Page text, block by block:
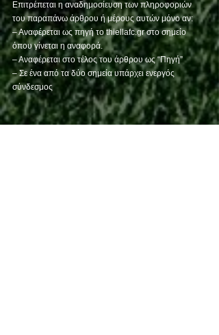
Επιτρέπεται η αναδημοσίευση των πληροφοριών
του παραπάνω άρθρου ή μέρους αυτών μόνο αν:
– Αναφέρεται ως πηγή το thiellafc.gr στο σημείο
όπου γίνεται η αναφορά.
– Αναφέρεται στο τέλος του άρθρου ως “Πηγή”
– Σε ένα από τα δύο σημεία υπάρχει ενεργός
σύνδεσμος
Τμήματα Ακαδημιών